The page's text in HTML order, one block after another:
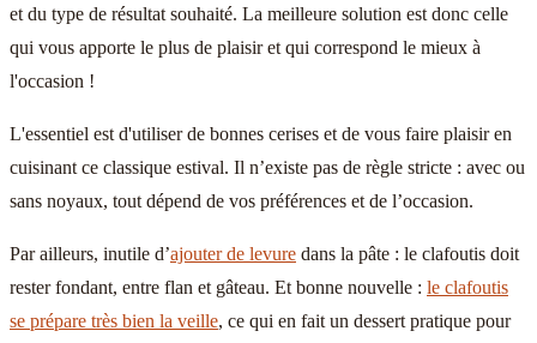
et du type de résultat souhaité. La meilleure solution est donc celle
qui vous apporte le plus de plaisir et qui correspond le mieux à
l'occasion !
L'essentiel est d'utiliser de bonnes cerises et de vous faire plaisir en
cuisinant ce classique estival. Il n’existe pas de règle stricte : avec ou
sans noyaux, tout dépend de vos préférences et de l’occasion.
Par ailleurs, inutile d’ajouter de levure dans la pâte : le clafoutis doit
rester fondant, entre flan et gâteau. Et bonne nouvelle : le clafoutis
se prépare très bien la veille, ce qui en fait un dessert pratique pour